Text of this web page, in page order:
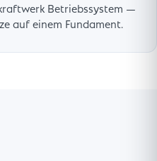
Betriebssystem —
auf einem Fundament.